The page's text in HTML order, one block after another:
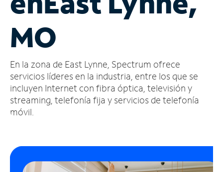
cuenta
Encuentra
tienda
MO
En la zona de East Lynne, Spectrum ofrece
servicios líderes en la industria, entre los que se
incluyen Internet con fibra óptica, televisión y
streaming, telefonía fija y servicios de telefonía
móvil.